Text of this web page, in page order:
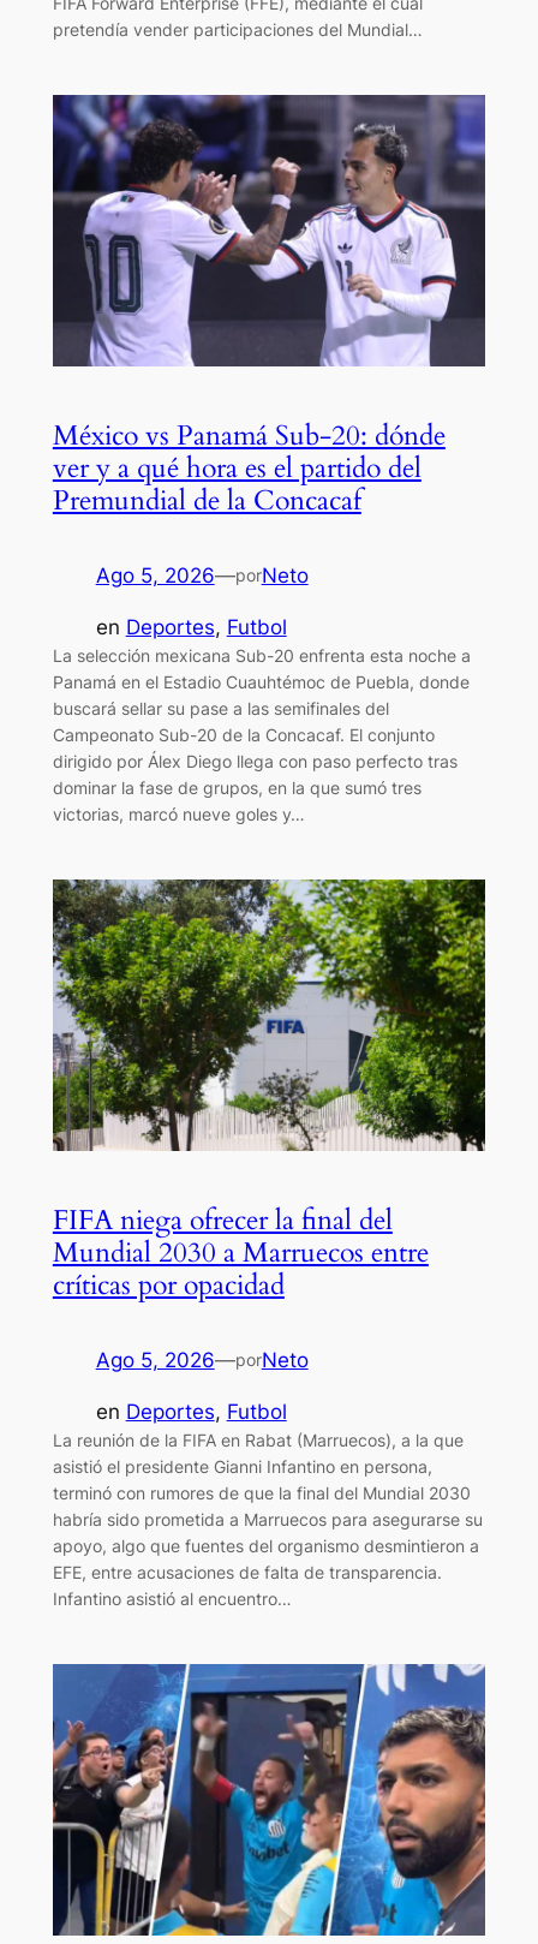
pretendía vender participaciones del Mundial…
México vs Panamá Sub-20: dónde
ver y a qué hora es el partido del
Premundial de la Concacaf
Ago 5, 2026—porNeto
en Deportes, Futbol
La selección mexicana Sub-20 enfrenta esta noche a
Panamá en el Estadio Cuauhtémoc de Puebla, donde
buscará sellar su pase a las semifinales del
Campeonato Sub-20 de la Concacaf. El conjunto
dirigido por Álex Diego llega con paso perfecto tras
dominar la fase de grupos, en la que sumó tres
victorias, marcó nueve goles y…
FIFA niega ofrecer la final del
Mundial 2030 a Marruecos entre
críticas por opacidad
Ago 5, 2026—porNeto
en Deportes, Futbol
La reunión de la FIFA en Rabat (Marruecos), a la que
asistió el presidente Gianni Infantino en persona,
terminó con rumores de que la final del Mundial 2030
habría sido prometida a Marruecos para asegurarse su
apoyo, algo que fuentes del organismo desmintieron a
EFE, entre acusaciones de falta de transparencia.
Infantino asistió al encuentro…